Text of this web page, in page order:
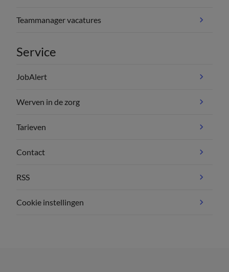
Teammanager vacatures
Service
JobAlert
Werven in de zorg
Tarieven
Contact
RSS
Cookie instellingen